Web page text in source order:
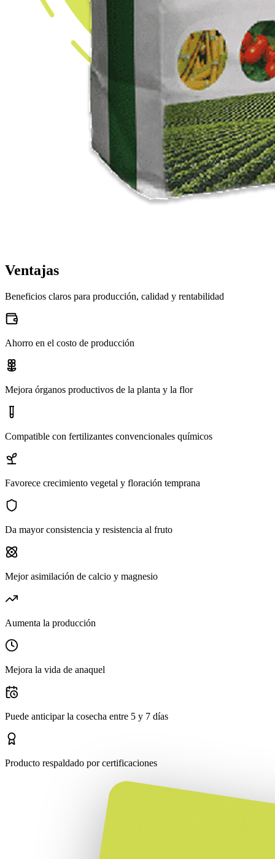
Ventajas
Beneficios claros para producción, calidad y rentabilidad
Ahorro en el costo de producción
Mejora órganos productivos de la planta y la flor
Compatible con fertilizantes convencionales químicos
Favorece crecimiento vegetal y floración temprana
Da mayor consistencia y resistencia al fruto
Mejor asimilación de calcio y magnesio
Aumenta la producción
Mejora la vida de anaquel
Puede anticipar la cosecha entre 5 y 7 días
Producto respaldado por certificaciones